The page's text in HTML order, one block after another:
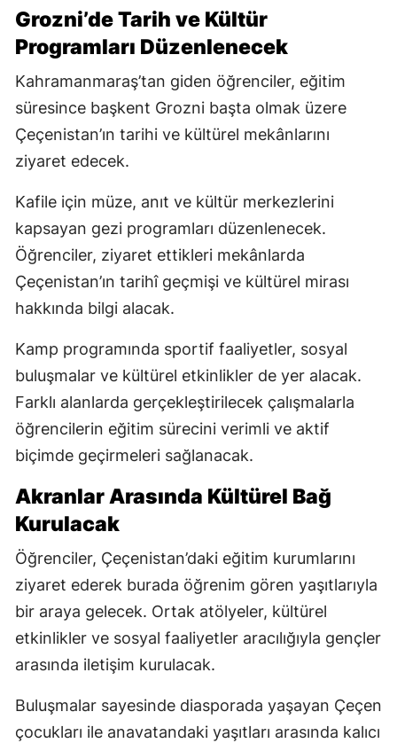
Grozni’de Tarih ve Kültür
Programları Düzenlenecek
Kahramanmaraş’tan giden öğrenciler, eğitim
süresince başkent Grozni başta olmak üzere
Çeçenistan’ın tarihi ve kültürel mekânlarını
ziyaret edecek.
Kafile için müze, anıt ve kültür merkezlerini
kapsayan gezi programları düzenlenecek.
Öğrenciler, ziyaret ettikleri mekânlarda
Çeçenistan’ın tarihî geçmişi ve kültürel mirası
hakkında bilgi alacak.
Kamp programında sportif faaliyetler, sosyal
buluşmalar ve kültürel etkinlikler de yer alacak.
Farklı alanlarda gerçekleştirilecek çalışmalarla
öğrencilerin eğitim sürecini verimli ve aktif
biçimde geçirmeleri sağlanacak.
Akranlar Arasında Kültürel Bağ
Kurulacak
Öğrenciler, Çeçenistan’daki eğitim kurumlarını
ziyaret ederek burada öğrenim gören yaşıtlarıyla
bir araya gelecek. Ortak atölyeler, kültürel
etkinlikler ve sosyal faaliyetler aracılığıyla gençler
arasında iletişim kurulacak.
Buluşmalar sayesinde diasporada yaşayan Çeçen
çocukları ile anavatandaki yaşıtları arasında kalıcı